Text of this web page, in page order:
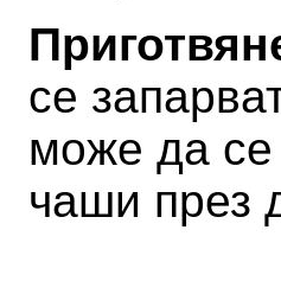
се
може да
чаши през